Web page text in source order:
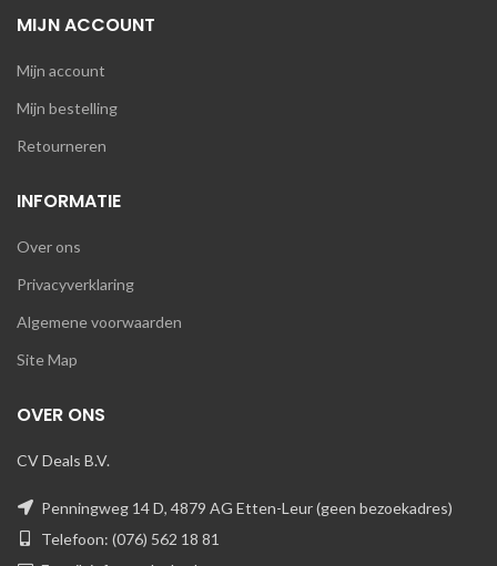
MIJN ACCOUNT
Mijn account
Mijn bestelling
Retourneren
INFORMATIE
Over ons
Privacyverklaring
Algemene voorwaarden
Site Map
OVER ONS
CV Deals B.V.
Penningweg 14 D, 4879 AG Etten-Leur (geen bezoekadres)
Telefoon: (076) 562 18 81